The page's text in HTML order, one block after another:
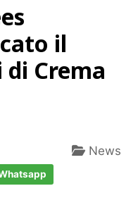
il
di Crema
News